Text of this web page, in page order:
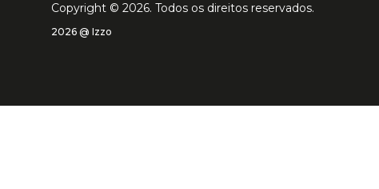
Copyright © 2026. Todos os direitos reservados.
2026 @ Izzo